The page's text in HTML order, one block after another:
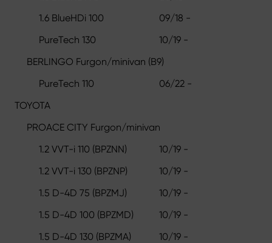
1.6 BlueHDi 100
09/18 -
PureTech 130
10/19 -
BERLINGO Furgon/minivan (B9)
PureTech 110
06/22 -
TOYOTA
PROACE CITY Furgon/minivan
1.2 VVT-i 110 (BPZNN)
10/19 -
1.2 VVT-i 130 (BPZNP)
10/19 -
1.5 D-4D 75 (BPZMJ)
10/19 -
1.5 D-4D 100 (BPZMD)
10/19 -
1.5 D-4D 130 (BPZMA)
10/19 -